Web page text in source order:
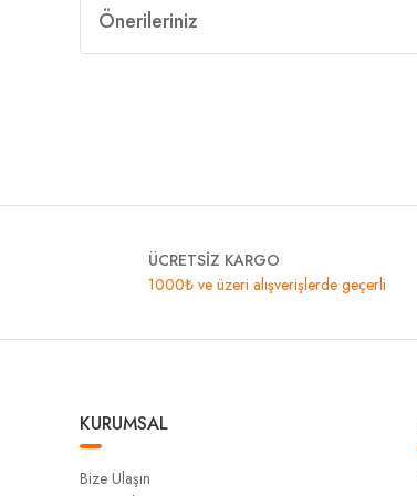
Önerileriniz
ÜCRETSİZ KARGO
1000₺ ve üzeri alışverişlerde geçerli
KURUMSAL
Bize Ulaşın